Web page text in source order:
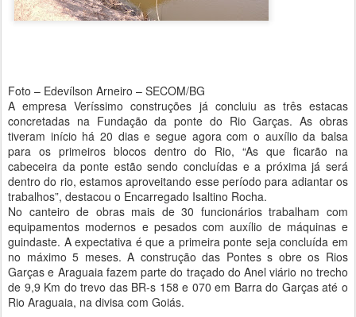
Foto – Edevílson Arneiro – SECOM/BG
A empresa Veríssimo construções já concluiu as três estacas
concretadas na Fundação da ponte do Rio Garças. As obras
tiveram início há 20 dias e segue agora com o auxílio da balsa
para os primeiros blocos dentro do Rio, “As que ficarão na
cabeceira da ponte estão sendo concluídas e a próxima já será
dentro do rio, estamos aproveitando esse período para adiantar os
trabalhos”, destacou o Encarregado Isaltino Rocha.
No canteiro de obras mais de 30 funcionários trabalham com
equipamentos modernos e pesados com auxílio de máquinas e
guindaste. A expectativa é que a primeira ponte seja concluída em
no máximo 5 meses. A construção das Pontes s obre os Rios
Garças e Araguaia fazem parte do traçado do Anel viário no trecho
de 9,9 Km do trevo das BR-s 158 e 070 em Barra do Garças até o
Rio Araguaia, na divisa com Goiás.